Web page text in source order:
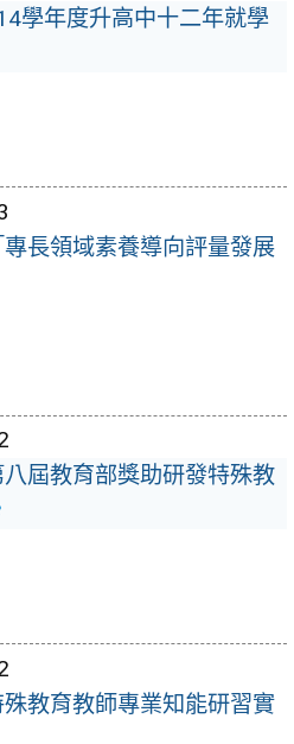
學年度升高中十二年就學
長領域素養導向評量發展
屆教育部獎助研發特殊教
教育教師專業知能研習實